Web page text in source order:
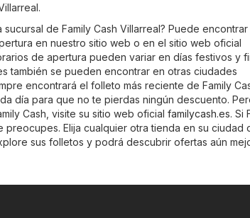
de Family Cash Villarreal? Puede encontrar
en nuestro sitio web o en el sitio web oficial
de apertura pueden variar en días festivos y
también se pueden encontrar en otras ciudades
encontrará el folleto más reciente de Family
día para que no te pierdas ningún descuento.
Cash, visite su sitio web oficial familycash.es. Si
Elija cualquier otra tienda en su ciudad
sus folletos y podrá descubrir ofertas aún